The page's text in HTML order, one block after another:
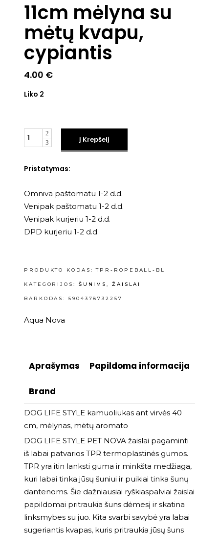
11cm mėlyna su
mėtų kvapu,
cypiantis
4.00 €
Liko 2
Kiekis
Į Krepšelį
Pristatymas:
Omniva paštomatu 1-2 d.d.
Venipak paštomatu 1-2 d.d.
Venipak kurjeriu 1-2 d.d.
DPD kurjeriu 1-2 d.d.
PRODUKTO KODAS:TPR-ROPEBALL-BL
KATEGORIJOS: ŠUNIMS, ŽAISLAI
BARKODAS: 5904378732257
Aqua Nova
Aprašymas Papildoma informacija
Brand
DOG LIFE STYLE kamuoliukas ant virvės 40
cm, mėlynas, mėtų aromato
DOG LIFE STYLE PET NOVA žaislai pagaminti
iš labai patvarios TPR termoplastinės gumos.
TPR yra itin lanksti guma ir minkšta medžiaga,
kuri labai tinka jūsų šuniui ir puikiai tinka šunų
dantenoms. Šie dažniausiai ryškiaspalviai žaislai
papildomai pritraukia šuns dėmesį ir skatina
linksmybes su juo. Kita svarbi savybė yra labai
sugeriantis kvapas, kuris pritraukia jūsų šuns